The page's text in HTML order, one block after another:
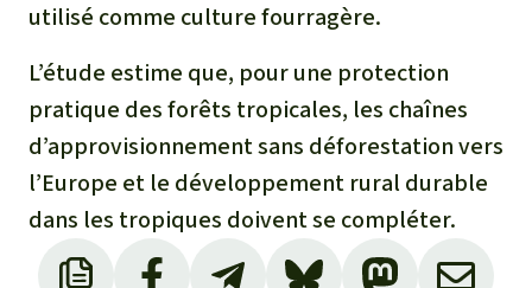
utilisé comme culture fourragère.
L’étude estime que, pour une protection
pratique des forêts tropicales, les chaînes
d’approvisionnement sans déforestation vers
l’Europe et le développement rural durable
dans les tropiques doivent se compléter.